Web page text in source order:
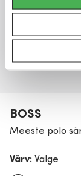
BOSS
Meeste polo
Värv: Valge